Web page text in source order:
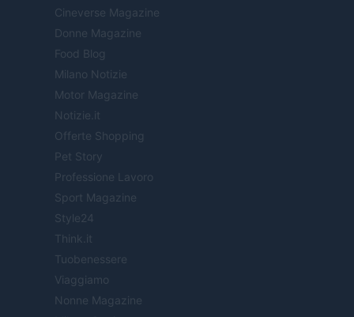
Cineverse Magazine
Donne Magazine
Food Blog
Milano Notizie
Motor Magazine
Notizie.it
Offerte Shopping
Pet Story
Professione Lavoro
Sport Magazine
Style24
Think.it
Tuobenessere
Viaggiamo
Nonne Magazine